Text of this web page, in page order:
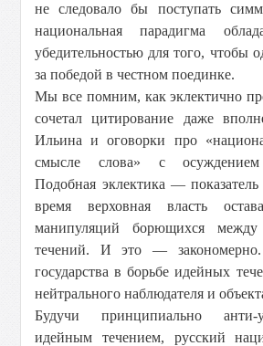
не следовало бы поступать
национальная парадигма
убедительностью для того, чтобы
за победой в честном поединке.
Мы все помним, как эклектично
сочетал цитирование даже
Ильина и оговорки про
смысле слова» с осуждением
Подобная эклектика — показатель
время верховная власть
манипуляций борющихся
течений. И это —
государства в борьбе идейных
нейтрального наблюдателя и
Будучи принципиально анти-
идейным течением, русский